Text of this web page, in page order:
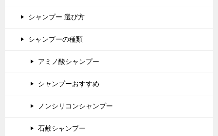
シャンプー 選び方
シャンプーの種類
アミノ酸シャンプー
シャンプーおすすめ
ノンシリコンシャンプー
石鹸シャンプー